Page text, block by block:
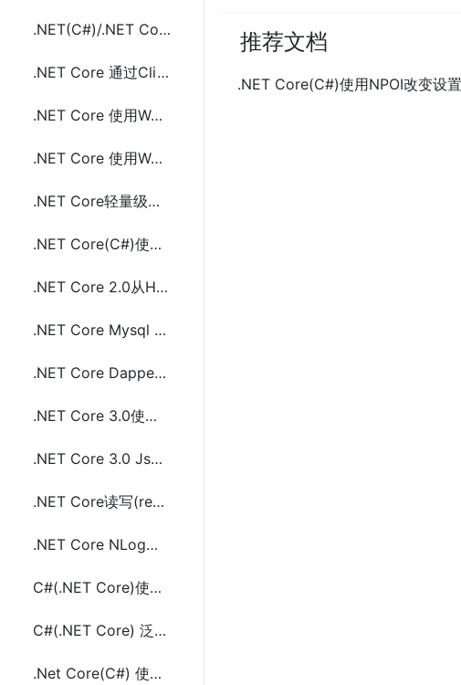
.NET(C#)/.NET Core 不安装MS Office实现创建Excel(.XLS和.XLSX)文件
.NET Core 通过CliWrap(Cli)调用系统命令(cmd、sh)方法
.NET Core 使用WCF的替代方案(IpcServiceFramework)
.NET Core 使用WCF的替代方案(gRPC)
.NET Core轻量级进程间通信框架IpcServiceFramework的使用
.NET Core(C#)使用sharpcompress压缩解压文件(.rar,.zip,tar.bz2,.7z,.tar.gz)
.NET Core 2.0从HttpContext中获取Access Token的方法及代码
.NET Core Mysql EF Core中通过dotnet命令Code First创建生成数据库
.NET Core Dapper连接MySQL执行Sql语句增删改查代码
.NET Core 3.0使用JsonSerializer(System.Text.Json)序列化和反序列化JSON
.NET Core 3.0 JsonSerializer中Utf8JsonWriter和Utf8JsonReader使用及示例
.NET Core读写(read/write)文本文件(.txt)方法代码及示例代码
.NET Core NLog使用SQLite记录Log日志配置及示例代码
C#(.NET Core)使用泛型<T>实现类型数据缓存方法及示例代码
C#(.NET Core) 泛型<T>中协变(covariant)和逆变(contravariant)的使用
.Net Core(C#) 使用WebClient执行请求时配置cookie的方法及示例代码
推荐文档
.NET Core(C#)使用NPOI改变设